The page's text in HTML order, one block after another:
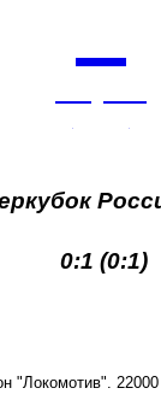
0:1 (0:1)
"Локомотив".